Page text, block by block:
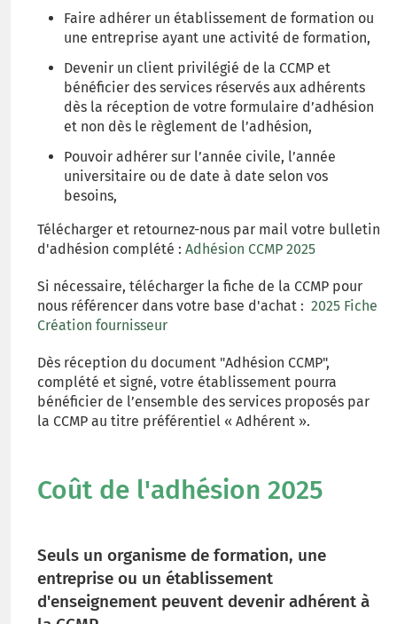
Faire adhérer un établissement de formation ou
une entreprise ayant une activité de formation,
Devenir un client privilégié de la CCMP et
bénéficier des services réservés aux adhérents
dès la réception de votre formulaire d’adhésion
et non dès le règlement de l’adhésion,
Pouvoir adhérer sur l’année civile, l’année
universitaire ou de date à date selon vos
besoins,
Télécharger et retournez-nous par mail votre bulletin
d'adhésion complété : Adhésion CCMP 2025
Si nécessaire, télécharger la fiche de la CCMP pour
nous référencer dans votre base d'achat : 2025 Fiche
Création fournisseur
Dès réception du document "Adhésion CCMP",
complété et signé, votre établissement pourra
bénéficier de l’ensemble des services proposés par
la CCMP au titre préférentiel « Adhérent ».
Coût de l'adhésion 2025
Seuls un organisme de formation, une
entreprise ou un établissement
d'enseignement peuvent devenir adhérent à